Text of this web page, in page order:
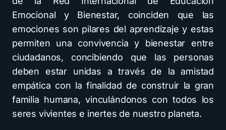
Emocional y Bienestar, coinciden que las
emociones son pilares del aprendizaje y estas
permiten una convivencia y bienestar entre
ciudadanos, concibiendo que las personas
deben estar unidas a través de la amistad
empática con la finalidad de construir la gran
familia humana, vinculándonos con todos los
seres vivientes e inertes de nuestro planeta.